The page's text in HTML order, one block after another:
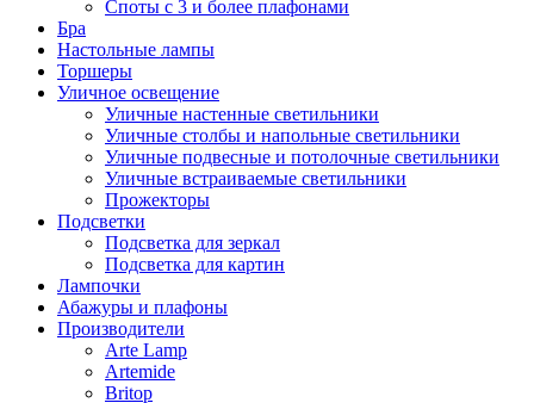
Споты с 3 и более плафонами
Бра
Настольные лампы
Торшеры
Уличное освещение
Уличные настенные светильники
Уличные столбы и напольные светильники
Уличные подвесные и потолочные светильники
Уличные встраиваемые светильники
Прожекторы
Подсветки
Подсветка для зеркал
Подсветка для картин
Лампочки
Абажуры и плафоны
Производители
Arte Lamp
Artemide
Britop